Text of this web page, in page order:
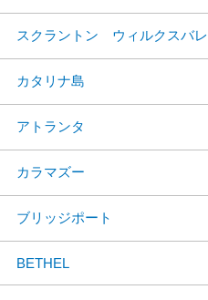
スクラントン ウィルクスバレ
カタリナ島
アトランタ
カラマズー
ブリッジポート
BETHEL